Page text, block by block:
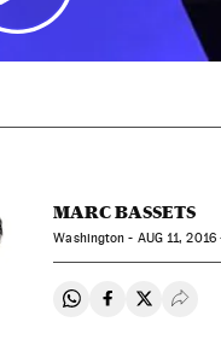
MARC BASSETS
Washington - AUG11, 2016
Compartir en
Compartir en